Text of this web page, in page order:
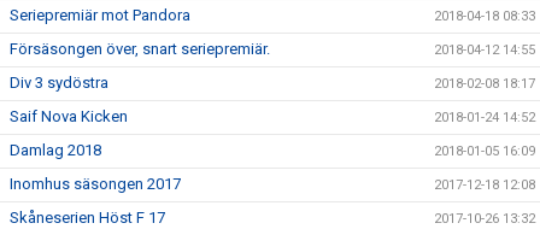
Seriepremiär mot Pandora 2018-04-18 08:33
Försäsongen över, snart seriepremiär. 2018-04-12 14:55
Div 3 sydöstra 2018-02-08 18:17
Saif Nova Kicken 2018-01-24 14:52
Damlag 2018 2018-01-05 16:09
Inomhus säsongen 2017 2017-12-18 12:08
Skåneserien Höst F 17 2017-10-26 13:32